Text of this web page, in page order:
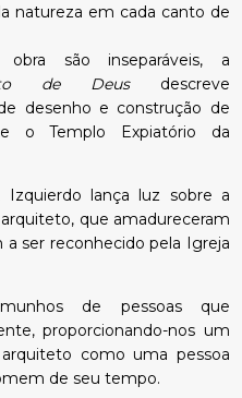
natureza em cada canto de
são inseparáveis, a
de Deusdescreve
desenho e construção de
o Templo Expiatório da
Izquierdo lança luz sobre a
que amadureceram
ser reconhecido pela Igreja
de pessoas que
proporcionando-nos um
como uma pessoa
de seu tempo.